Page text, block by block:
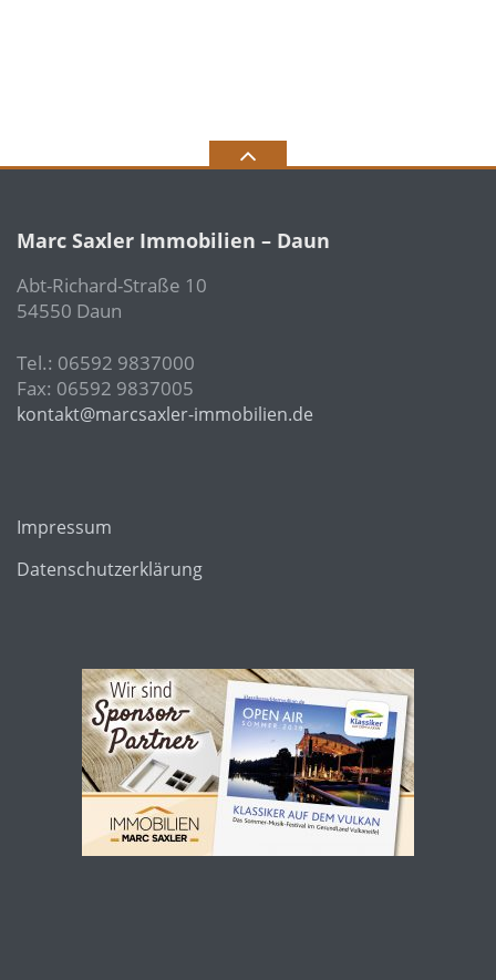
Marc Saxler Immobilien – Daun
Abt-Richard-Straße 10
54550 Daun
Tel.: 06592 9837000
Fax: 06592 9837005
kontakt@marcsaxler-immobilien.de
Impressum
Datenschutzerklärung